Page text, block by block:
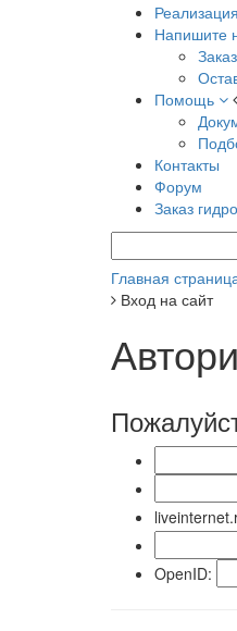
Реализация
Напишите
Помощь
Контакты
Форум
Заказ
Главная
Вход на сайт
OpenID: